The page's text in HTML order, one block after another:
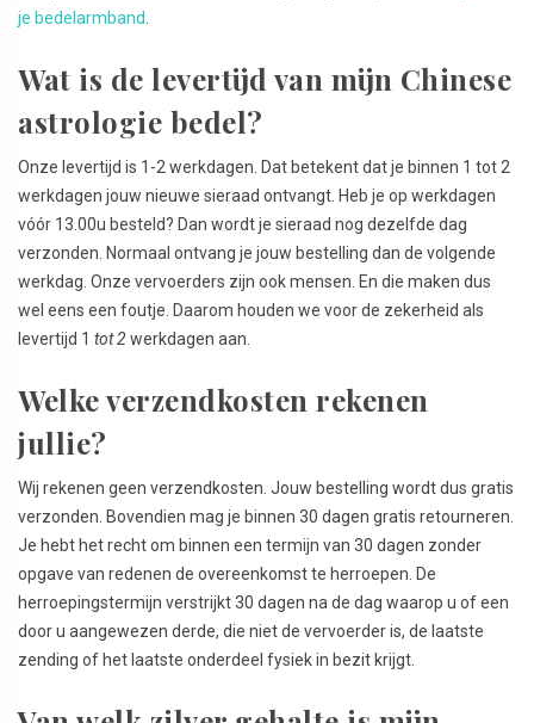
je bedelarmband
Wat is de levertijd van mijn Chinese
astrologie bedel?
Onze levertijd is 1-2 werkdagen. Dat betekent dat je binnen 1 tot 2
werkdagen jouw nieuwe sieraad ontvangt. Heb je op werkdagen
vóór 13.00u besteld? Dan wordt je sieraad nog dezelfde dag
verzonden. Normaal ontvang je jouw bestelling dan de volgende
werkdag. Onze vervoerders zijn ook mensen. En die maken dus
wel eens een foutje. Daarom houden we voor de zekerheid als
levertijd 1 tot 2werkdagen aan.
Welke verzendkosten rekenen
jullie?
Wij rekenen geen verzendkosten. Jouw bestelling wordt dus gratis
verzonden. Bovendien mag je binnen 30 dagen gratis retourneren.
Je hebt het recht om binnen een termijn van 30 dagen zonder
opgave van redenen de overeenkomst te herroepen. De
herroepingstermijn verstrijkt 30 dagen na de dag waarop u of een
door u aangewezen derde, die niet de vervoerder is, de laatste
zending of het laatste onderdeel fysiek in bezit krijgt.